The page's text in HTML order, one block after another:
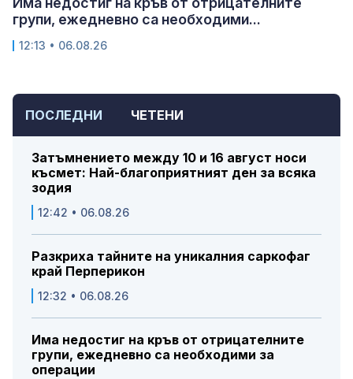
ПОСЛЕДНИ ЧЕТЕНИ
Затъмнението между 10 и 16 август носи
късмет: Най-благоприятният ден за всяка
зодия
12:42 • 06.08.26
Разкриха тайните на уникалния саркофаг
край Перперикон
12:32 • 06.08.26
Има недостиг на кръв от отрицателните
групи, ежедневно са необходими за
операции
групи, ежедневно са необходими...
12:13 • 06.08.26